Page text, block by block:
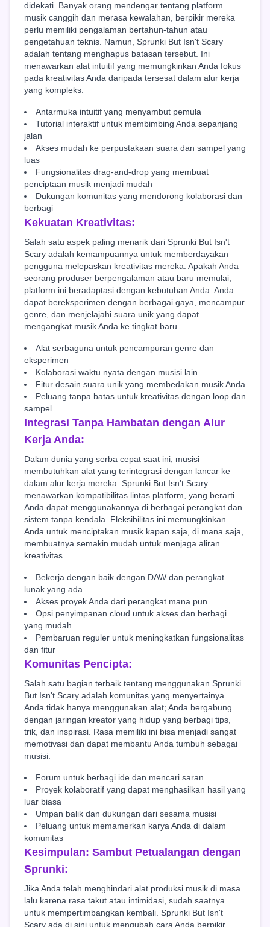
didekati. Banyak orang mendengar tentang platform
musik canggih dan merasa kewalahan, berpikir mereka
perlu memiliki pengalaman bertahun-tahun atau
pengetahuan teknis. Namun, Sprunki But Isn't Scary
adalah tentang menghapus batasan tersebut. Ini
menawarkan alat intuitif yang memungkinkan Anda fokus
pada kreativitas Anda daripada tersesat dalam alur kerja
yang kompleks.
Antarmuka intuitif yang menyambut pemula
Tutorial interaktif untuk membimbing Anda sepanjang
jalan
Akses mudah ke perpustakaan suara dan sampel yang
luas
Fungsionalitas drag-and-drop yang membuat
penciptaan musik menjadi mudah
Dukungan komunitas yang mendorong kolaborasi dan
berbagi
Kekuatan Kreativitas:
Salah satu aspek paling menarik dari Sprunki But Isn't
Scary adalah kemampuannya untuk memberdayakan
pengguna melepaskan kreativitas mereka. Apakah Anda
seorang produser berpengalaman atau baru memulai,
platform ini beradaptasi dengan kebutuhan Anda. Anda
dapat bereksperimen dengan berbagai gaya, mencampur
genre, dan menjelajahi suara unik yang dapat
mengangkat musik Anda ke tingkat baru.
Alat serbaguna untuk pencampuran genre dan
eksperimen
Kolaborasi waktu nyata dengan musisi lain
Fitur desain suara unik yang membedakan musik Anda
Peluang tanpa batas untuk kreativitas dengan loop dan
sampel
Integrasi Tanpa Hambatan dengan Alur
Kerja Anda:
Dalam dunia yang serba cepat saat ini, musisi
membutuhkan alat yang terintegrasi dengan lancar ke
dalam alur kerja mereka. Sprunki But Isn't Scary
menawarkan kompatibilitas lintas platform, yang berarti
Anda dapat menggunakannya di berbagai perangkat dan
sistem tanpa kendala. Fleksibilitas ini memungkinkan
Anda untuk menciptakan musik kapan saja, di mana saja,
membuatnya semakin mudah untuk menjaga aliran
kreativitas.
Bekerja dengan baik dengan DAW dan perangkat
lunak yang ada
Akses proyek Anda dari perangkat mana pun
Opsi penyimpanan cloud untuk akses dan berbagi
yang mudah
Pembaruan reguler untuk meningkatkan fungsionalitas
dan fitur
Komunitas Pencipta:
Salah satu bagian terbaik tentang menggunakan Sprunki
But Isn't Scary adalah komunitas yang menyertainya.
Anda tidak hanya menggunakan alat; Anda bergabung
dengan jaringan kreator yang hidup yang berbagi tips,
trik, dan inspirasi. Rasa memiliki ini bisa menjadi sangat
memotivasi dan dapat membantu Anda tumbuh sebagai
musisi.
Forum untuk berbagi ide dan mencari saran
Proyek kolaboratif yang dapat menghasilkan hasil yang
luar biasa
Umpan balik dan dukungan dari sesama musisi
Peluang untuk memamerkan karya Anda di dalam
komunitas
Kesimpulan: Sambut Petualangan dengan
Sprunki:
Jika Anda telah menghindari alat produksi musik di masa
lalu karena rasa takut atau intimidasi, sudah saatnya
untuk mempertimbangkan kembali. Sprunki But Isn't
Scary ada di sini untuk mengubah cara Anda berpikir